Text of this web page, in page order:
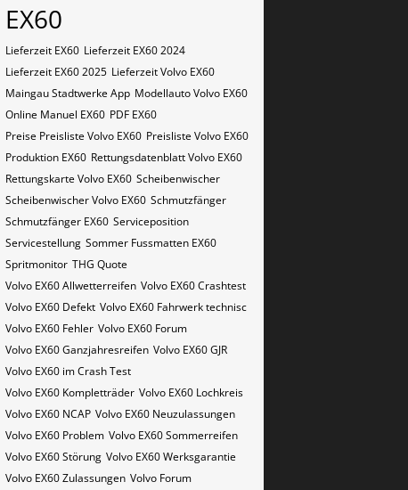
EX60
Lieferzeit EX60 Lieferzeit EX60 2024
Lieferzeit EX60 2025 Lieferzeit Volvo EX60
Maingau Stadtwerke App Modellauto Volvo EX60
Online Manuel EX60 PDF EX60
Preise Preisliste Volvo EX60 Preisliste Volvo EX60
Produktion EX60 Rettungsdatenblatt Volvo EX60
Rettungskarte Volvo EX60 Scheibenwischer
Scheibenwischer Volvo​ EX60 Schmutzfänger
Schmutzfänger EX60 Serviceposition
Servicestellung Sommer Fussmatten EX60
Spritmonitor THG Quote
Volvo EX60 Allwetterreifen Volvo EX60 Crashtest
Volvo EX60 Defekt Volvo EX60 Fahrwerk technisc
Volvo EX60 Fehler Volvo EX60 Forum
Volvo EX60 Ganzjahresreifen Volvo EX60 GJR
Volvo EX60 im Crash Test
Volvo EX60 Kompletträder Volvo EX60 Lochkreis
Volvo EX60 NCAP Volvo EX60 Neuzulassungen
Volvo EX60 Problem Volvo EX60 Sommerreifen
Volvo EX60 Störung Volvo EX60 Werksgarantie
Volvo EX60 Zulassungen Volvo Forum